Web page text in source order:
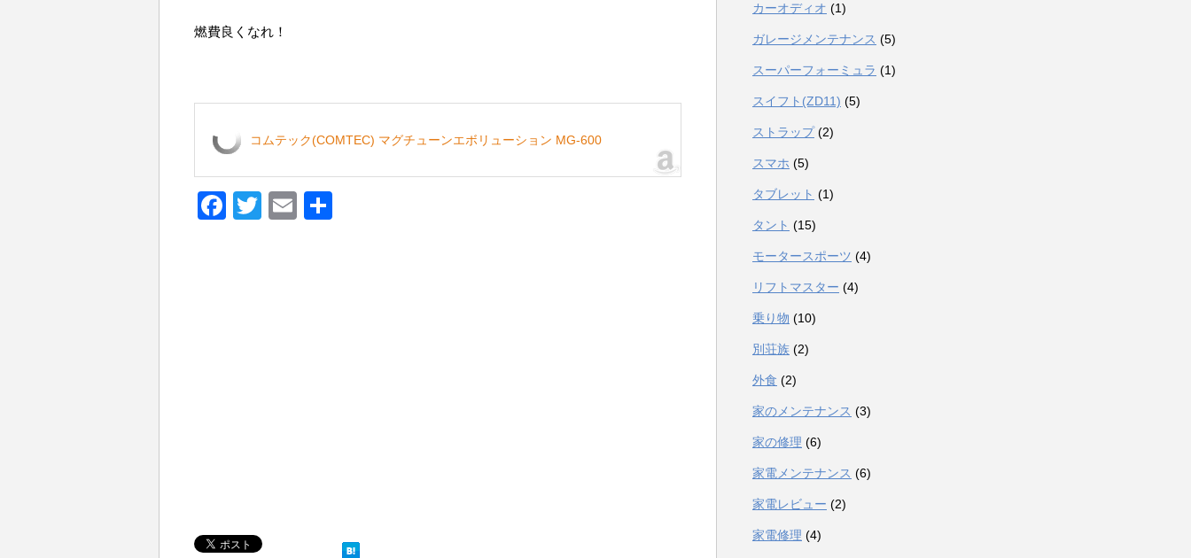
燃費良くなれ！
コムテック(COMTEC) マグチューンエボリューション MG-600
F
T
E
カーオディオ (1)
ガレージメンテナンス (5)
スーパーフォーミュラ (1)
スイフト(ZD11) (5)
ストラップ(2)
スマホ (5)
タブレット (1)
タント (15)
モータースポーツ (4)
リフトマスター (4)
乗り物 (10)
別荘族 (2)
外食 (2)
家のメンテナンス (3)
家の修理 (6)
家電メンテナンス (6)
家電レビュー (2)
家電修理 (4)